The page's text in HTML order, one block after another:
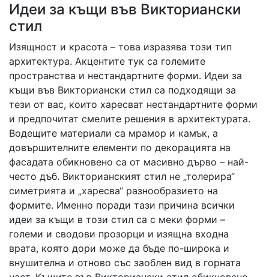
Идеи за къщи във Викториански
стил
Изящност и красота – това изразява този тип
архитектура. Акцентите тук са големите
пространства и нестандартните форми. Идеи за
къщи във Викториански стил са подходящи за
тези от вас, които харесват нестандартните форми
и предпочитат смелите решения в архитектурата.
Водещите материали са мрамор и камък, а
довършителните елементи по декорацията на
фасадата обикновено са от масивно дърво – най-
често дъб. Викторианският стил не „толерира“
симетрията и „харесва“ разнообразието на
формите. Именно поради тази причина всички
идеи за къщи в този стил са с меки форми –
големи и сводови прозорци и изящна входна
врата, която дори може да бъде по-широка и
внушителна и отново със заоблен вид в горната